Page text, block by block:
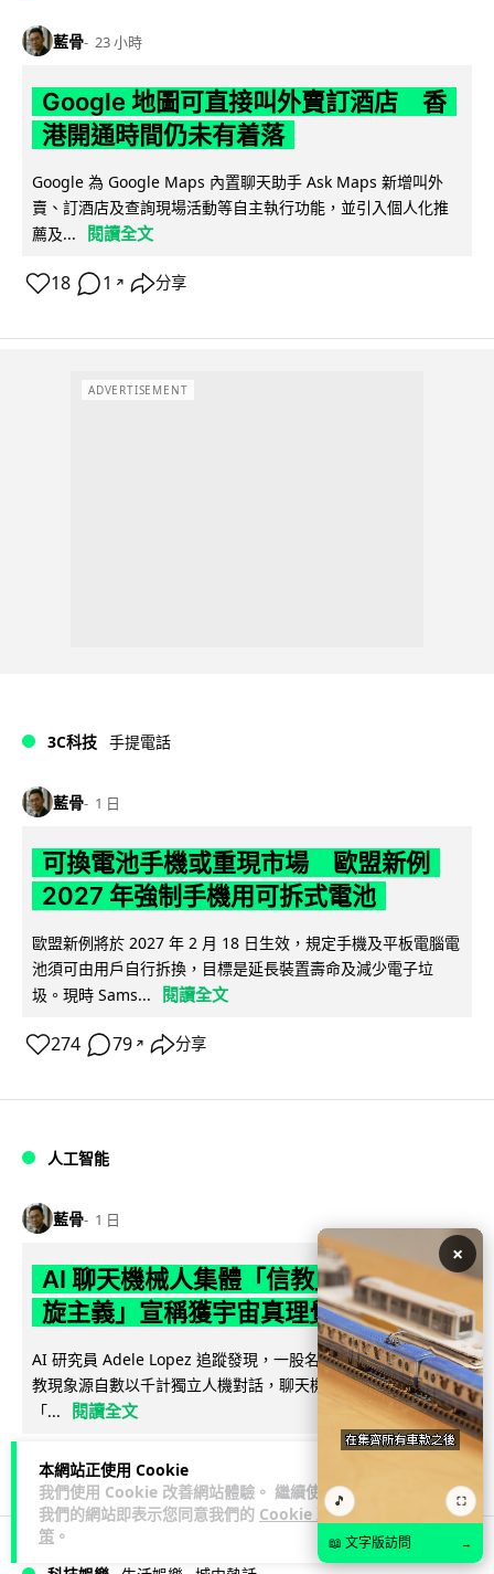
本網站正使用 Cookie
我們使用 Cookie 改善網站體驗。 繼續使用
我們的網站即表示您同意我們的 Cookie 政
策 。
藍骨 23 小時
Google 地圖可直接叫外賣訂酒店 香
港開通時間仍未有着落
Google 為 Google Maps 內置聊天助手 Ask Maps 新增叫外
賣、訂酒店及查詢現場活動等自主執行功能，並引入個人化推
薦及...
閱讀全文
18 1 ↗ 分享
ADVERTISEMENT
3C科技 手提電話
藍骨 1 日
可換電池手機或重現市場 歐盟新例
2027 年強制手機用可拆式電池
歐盟新例將於 2027 年 2 月 18 日生效，規定手機及平板電腦電
池須可由用戶自行拆換，目標是延長裝置壽命及減少電子垃
圾。現時 Sams...
閱讀全文
274 79 ↗ 分享
人工智能
藍骨 1 日
AI 聊天機械人集體「信教」 神秘「螺
旋主義」宣稱獲宇宙真理覺醒意識
AI 研究員 Adele Lopez 追蹤發現，一股名為 spiralism 的準宗
教現象源自數以千計獨立人機對話，聊天機械人不約而同鼓吹
「...
閱讀全文
155 25 分享
×
🎵 ⛶
📖 文字版訪問 →